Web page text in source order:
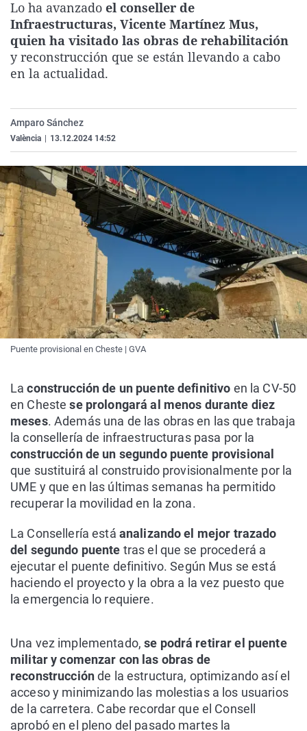
Gente viajera
Como el perro y el
Retornados
Equipo de
Galicia
La Rioja
País Vasco
Televisión
Elecciones
Lo ha avanzado el conseller de
Infraestructuras, Vicente Martínez Mus,
quien ha visitado las obras de rehabilitación
y reconstrucción que se están llevando a cabo
en la actualidad.
Amparo Sánchez
València 13.12.2024 14:52
Puente provisional en Cheste | GVA
Laconstrucción de un puente definitivo en la CV-50
en Chestese prolongará al menos durante diez
meses. Además una de las obras en las que trabaja
la consellería de infraestructuras pasa por la
construcción de un segundo puente provisional
que sustituirá al construido provisionalmente por la
UME y que en las últimas semanas ha permitido
recuperar la movilidad en la zona.
La Consellería está analizando el mejor trazado
del segundo puente tras el que se procederá a
ejecutar el puente definitivo. Según Mus se está
haciendo el proyecto y la obra a la vez puesto que
la emergencia lo requiere.
Una vez implementado,se podrá retirar el puente
militar y comenzar con las obras de
reconstrucciónde la estructura, optimizando así el
acceso y minimizando las molestias a los usuarios
de la carretera. Cabe recordar que el Consell
aprobó en el pleno del pasado martes la